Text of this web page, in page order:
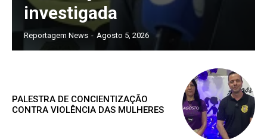
investigada
Reportagem News - Agosto 5, 2026
PALESTRA DE CONCIENTIZAÇÃO
CONTRA VIOLÊNCIA DAS MULHERES